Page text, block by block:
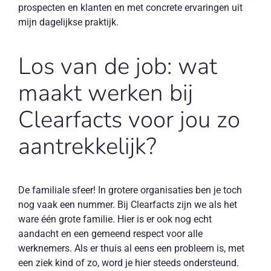
prospecten en klanten en met concrete ervaringen uit
mijn dagelijkse praktijk.
Los van de job: wat
maakt werken bij
Clearfacts voor jou zo
aantrekkelijk?
De familiale sfeer! In grotere organisaties ben je toch
nog vaak een nummer. Bij Clearfacts zijn we als het
ware één grote familie. Hier is er ook nog echt
aandacht en een gemeend respect voor alle
werknemers. Als er thuis al eens een probleem is, met
een ziek kind of zo, word je hier steeds ondersteund.